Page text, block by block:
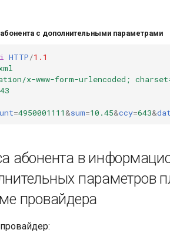
с дополнительными параметрами
HTTP/1.1
x-www-form-urlencoded;
=4950001111 &sum=10.45&ссy=643&
абонента в
параметров
провайдера